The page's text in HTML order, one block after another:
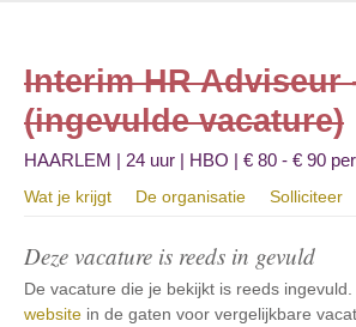
Interim HR Adviseur
(ingevulde vacature)
HAARLEM | 24 uur | HBO | € 80 - € 90
Wat je krijgt De organisatie Solliciteer
Deze vacature is reeds in gevuld
De vacature die je bekijkt is reeds ingevuld.
website in de gaten voor vergelijkbare